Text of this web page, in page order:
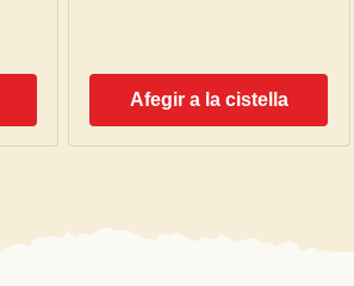
Afegir a la cistella